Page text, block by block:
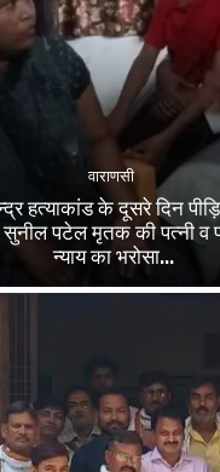
वाराणसी
हत्याकांड के दूसरे दिन
सुनील पटेल मृतक की पत्नी व
न्याय का भरोसा...